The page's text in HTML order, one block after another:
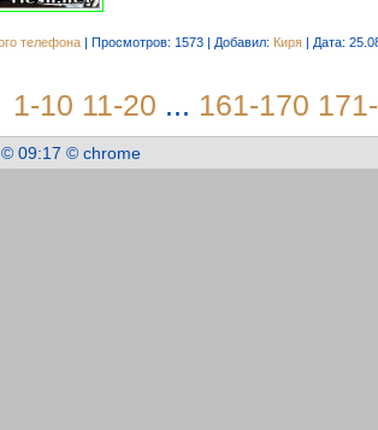
телефона | Просмотров: 1573 | Добавил: Киря | Дата:
1-10 11-20 ... 161-170
09:17 © chrome